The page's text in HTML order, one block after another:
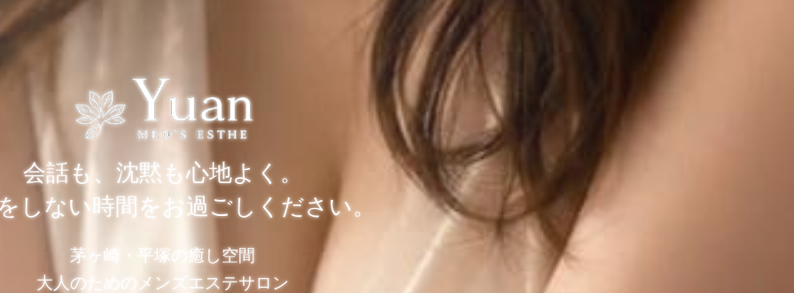
会話も、沈黙も心地よく。
しない時間をお過ごしください。
茅ヶ崎・平塚の癒し空間
大人のためのメンズエステサロン